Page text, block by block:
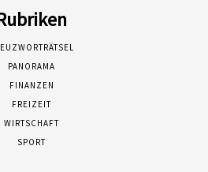
PANORAMA
FINANZEN
FREIZEIT
WIRTSCHAFT
SPORT